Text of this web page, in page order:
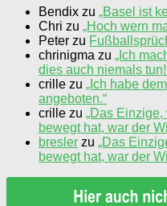
Bendix zu „Basel ist
Chri zu „Hoch wern
Peter zu
chrinigma zu „Ich
dies auch niemals
crille zu „Ich habe
angeboten.“
crille zu „Das
bewegt hat, war der
bresler zu „Das
bewegt hat, war der